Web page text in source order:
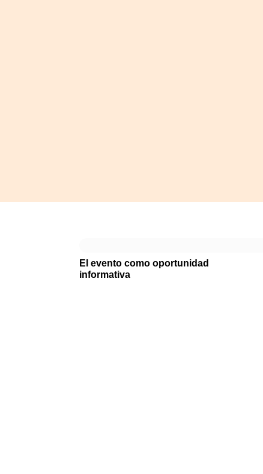
El evento como oportunidad
informativa